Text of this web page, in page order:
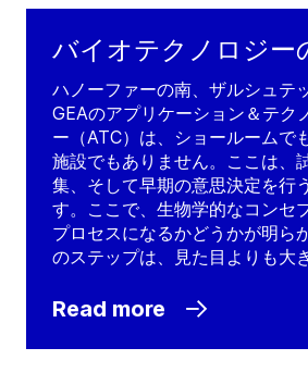
バイオテクノロジー
ハノーファーの南、ザルシュテ
GEAのアプリケーション＆テク
ー（ATC）は、ショールームで
施設でもありません。ここは、
集、そして早期の意思決定を行
す。ここで、生物学的なコンセ
プロセスになるかどうかが明ら
のステップは、見た目よりも大
Read more